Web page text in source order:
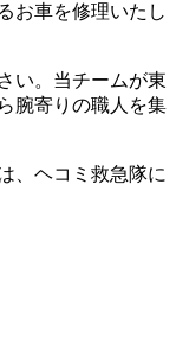
お車を修理いたし
い。当チームが東
腕寄りの職人を集
、ヘコミ救急隊に